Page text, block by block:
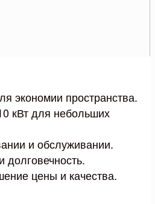
экономии пространства.
кВт для небольших
и обслуживании.
долговечность.
цены и качества.